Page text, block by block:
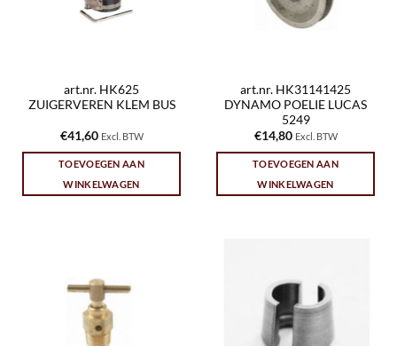
art.nr. HK625
ZUIGERVEREN KLEM BUS
€41,60 Excl. BTW
TOEVOEGEN AAN
WINKELWAGEN
art.nr. HK31141425
DYNAMO POELIE LUCAS
5249
€14,80 Excl. BTW
TOEVOEGEN AAN
WINKELWAGEN